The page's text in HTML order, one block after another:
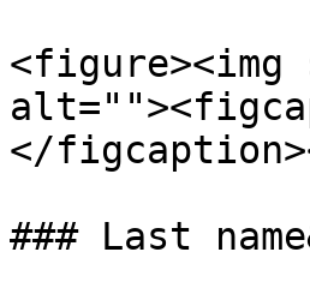
<figure><img
</
### Last